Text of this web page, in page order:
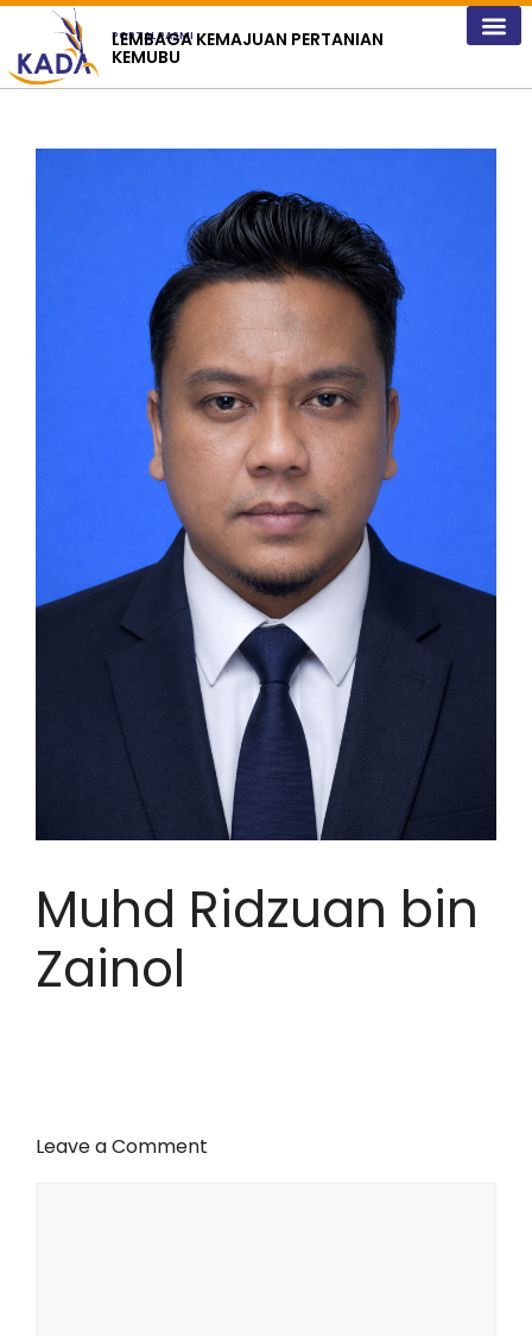
content
PORTAL RASMI
LEMBAGA KEMAJUAN PERTANIAN
KEMUBU
Muhd Ridzuan bin
Zainol
Leave a Comment